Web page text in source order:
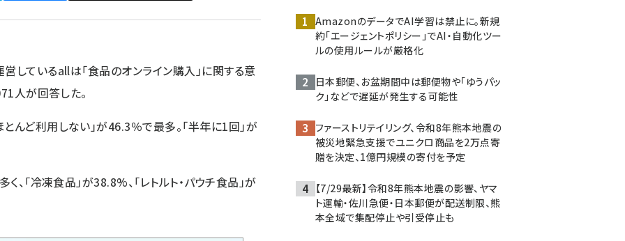
しているallは「食品のオンライン購入」に関する意
人が回答した。
んど利用しない」が46.3％で最多。「半年に1回」が
「冷凍食品」が38.8%、「レトルト・パウチ食品」が
AmazonのデータでAI学習は禁止に。新規
約「エージェントポリシー」でAI・自動化ツー
ルの使用ルールが厳格化
日本郵便、お盆期間中は郵便物や「ゆうパッ
ク」などで遅延が発生する可能性
ファーストリテイリング、令和8年熊本地震の
被災地緊急支援でユニクロ商品を2万点寄
贈を決定、1億円規模の寄付を予定
【7/29最新】令和8年熊本地震の影響、ヤマ
ト運輸・佐川急便・日本郵便が配送制限、熊
本全域で集配停止や引受停止も
参加登録はこちら↑